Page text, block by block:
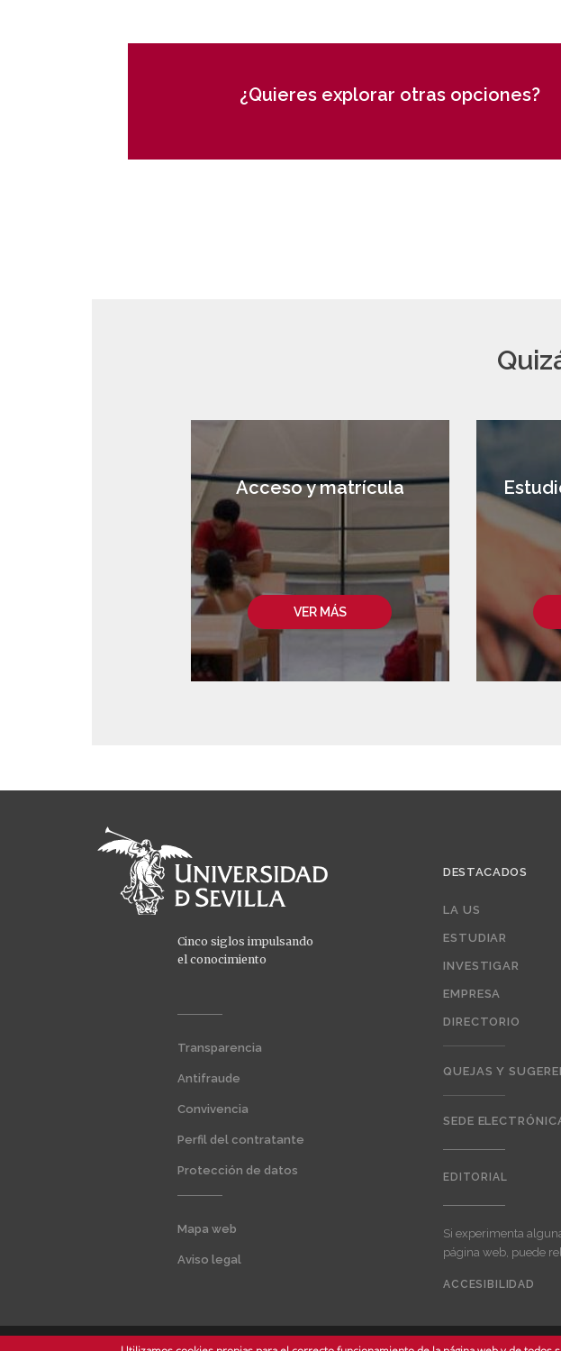
¿Quieres explorar otras opciones?
VER MÁS
Acceso y matrícula
Cinco siglos impulsando
el conocimiento
Transparencia
Antifraude
Convivencia
Perfil del contratante
Protección de datos
Mapa web
Aviso legal
DESTACADOS
LA US
ESTUDIAR
INVESTIGAR
EMPRESA
DIRECTORIO
QUEJAS Y
SEDE
EDITORIAL
Si experimenta
página web, puede
menu
ACCESIBILIDAD